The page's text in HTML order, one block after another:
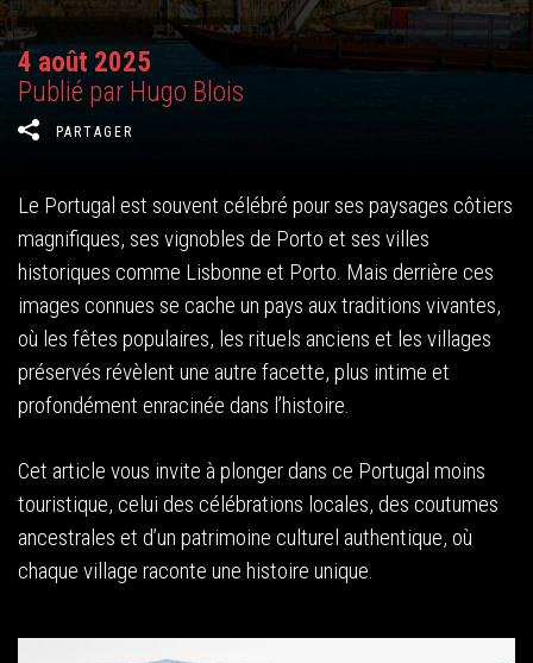
4 août 2025
Publié par Hugo Blois
PARTAGER
Le Portugal est souvent célébré pour ses paysages côtiers
magnifiques, ses vignobles de Porto et ses villes
historiques comme Lisbonne et Porto. Mais derrière ces
images connues se cache un pays aux traditions vivantes,
où les fêtes populaires, les rituels anciens et les villages
préservés révèlent une autre facette, plus intime et
profondément enracinée dans l’histoire.
Cet article vous invite à plonger dans ce Portugal moins
touristique, celui des célébrations locales, des coutumes
ancestrales et d’un patrimoine culturel authentique, où
chaque village raconte une histoire unique.